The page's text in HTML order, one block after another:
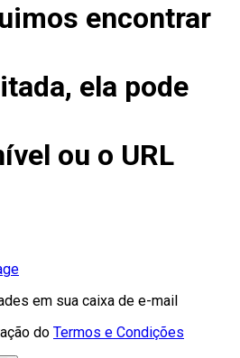
encontrar
ela pode
ou o URL
em sua caixa de e-mail
do Termos e Condições